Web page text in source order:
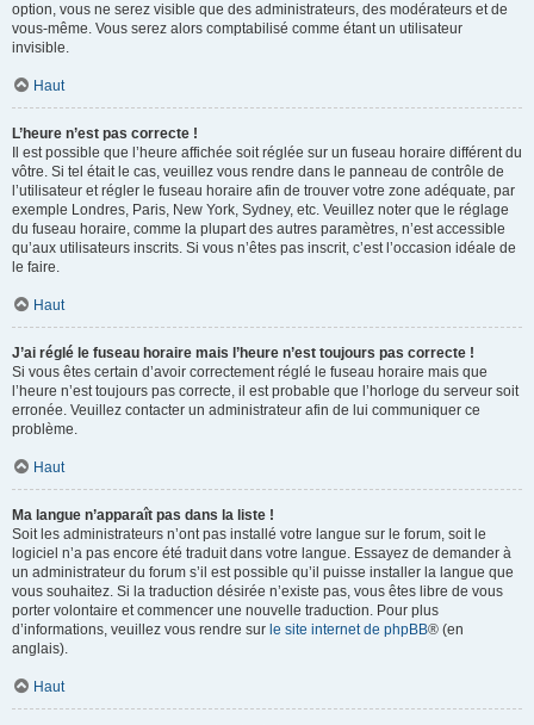
option, vous ne serez visible que des administrateurs, des modérateurs et de
vous-même. Vous serez alors comptabilisé comme étant un utilisateur
invisible.
Haut
L’heure n’est pas correcte !
Il est possible que l’heure affichée soit réglée sur un fuseau horaire différent du
vôtre. Si tel était le cas, veuillez vous rendre dans le panneau de contrôle de
l’utilisateur et régler le fuseau horaire afin de trouver votre zone adéquate, par
exemple Londres, Paris, New York, Sydney, etc. Veuillez noter que le réglage
du fuseau horaire, comme la plupart des autres paramètres, n’est accessible
qu’aux utilisateurs inscrits. Si vous n’êtes pas inscrit, c’est l’occasion idéale de
le faire.
Haut
J’ai réglé le fuseau horaire mais l’heure n’est toujours pas correcte !
Si vous êtes certain d’avoir correctement réglé le fuseau horaire mais que
l’heure n’est toujours pas correcte, il est probable que l’horloge du serveur soit
erronée. Veuillez contacter un administrateur afin de lui communiquer ce
problème.
Haut
Ma langue n’apparaît pas dans la liste !
Soit les administrateurs n’ont pas installé votre langue sur le forum, soit le
logiciel n’a pas encore été traduit dans votre langue. Essayez de demander à
un administrateur du forum s’il est possible qu’il puisse installer la langue que
vous souhaitez. Si la traduction désirée n’existe pas, vous êtes libre de vous
porter volontaire et commencer une nouvelle traduction. Pour plus
d’informations, veuillez vous rendre sur le site internet de phpBB® (en
anglais).
Haut